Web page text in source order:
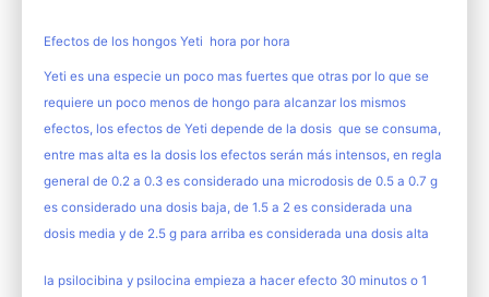
Efectos de los hongos Yeti hora por hora
Yeti es una especie un poco mas fuertes que otras por lo que se
requiere un poco menos de hongo para alcanzar los mismos
efectos, los efectos de Yeti depende de la dosis que se consuma,
entre mas alta es la dosis los efectos serán más intensos, en regla
general de 0.2 a 0.3 es considerado una microdosis de 0.5 a 0.7 g
es considerado una dosis baja, de 1.5 a 2 es considerada una
dosis media y de 2.5 g para arriba es considerada una dosis alta
la psilocibina y psilocina empieza a hacer efecto 30 minutos o 1